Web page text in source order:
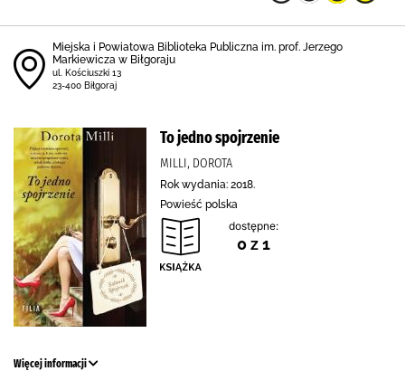
Miejska i Powiatowa Biblioteka Publiczna im. prof. Jerzego
Markiewicza w Biłgoraju
ul. Kościuszki 13
23-400 Biłgoraj
To jedno spojrzenie
MILLI, DOROTA
Rok wydania: 2018.
Powieść polska
dostępne:
0 z 1
Więcej informacji